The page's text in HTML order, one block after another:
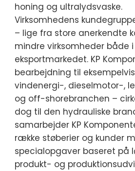
honing og ultralydsvaske.
Virksomhedens
– lige fra store anerkendte
mindre virksomheder både
eksportmarkedet. KP
bearbejdning til
vindenergi-, dieselmotor-,
og off-shorebranchen –
dog til den hydrauliske
samarbejder KP
række støberier og kunder
specialopgaver baseret på
produkt- og